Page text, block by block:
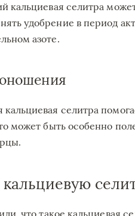
кальциевая селитра
удобрение в период
азоте.
селитра
может быть особенно